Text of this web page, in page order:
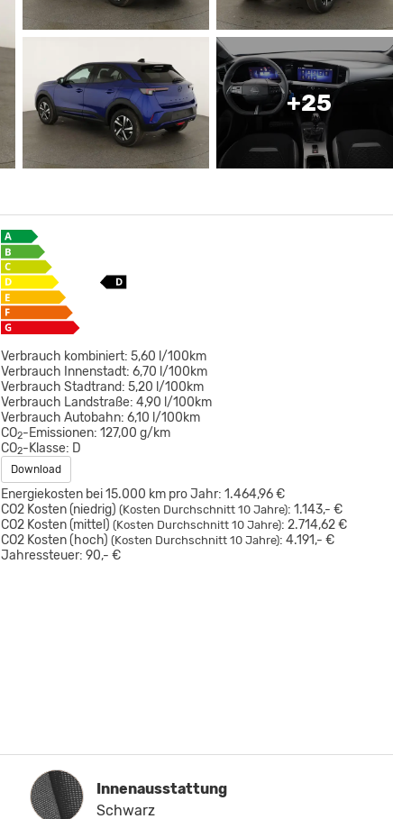
+25
Verbrauch kombiniert: 5,60 l/100km
Verbrauch Innenstadt: 6,70 l/100km
Verbrauch Stadtrand: 5,20 l/100km
Verbrauch Landstraße: 4,90 l/100km
Verbrauch Autobahn: 6,10 l/100km
CO2-Emissionen: 127,00 g/km
CO2-Klasse: D
Download
Energiekosten bei 15.000 km pro Jahr: 1.464,96 €
CO2 Kosten (niedrig) (Kosten Durchschnitt 10 Jahre): 1.143,- €
CO2 Kosten (mittel) (Kosten Durchschnitt 10 Jahre): 2.714,62 €
CO2 Kosten (hoch) (Kosten Durchschnitt 10 Jahre): 4.191,- €
Jahressteuer: 90,- €
Innenausstattung
Innenausstattung
Schwarz